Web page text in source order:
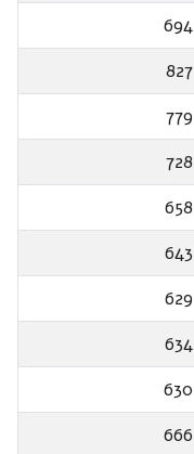
694
827
779
728
658
643
629
634
630
666